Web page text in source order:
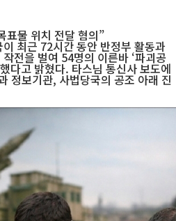
표물 위치 전달 혐의”
최근 72시간 동안 반정부 활동과
전을 벌여 54명의 이른바 ‘파괴공
다고 밝혔다. 타스님 통신사 보도에
정보기관, 사법당국의 공조 아래 진